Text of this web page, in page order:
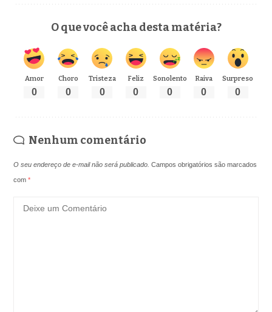
O que você acha desta matéria?
Amor
0
Choro
0
Tristeza
0
Feliz
0
Sonolento
0
Raiva
0
Surpreso
0
Nenhum comentário
O seu endereço de e-mail não será publicado. Campos obrigatórios são marcados
com*